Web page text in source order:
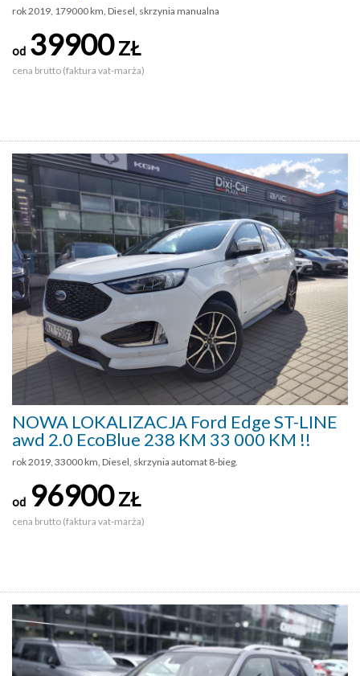
rok 2019, 179000 km, Diesel, skrzynia manualna
od 39900ZŁ
cena brutto (faktura vat-marża)
NOWA LOKALIZACJA Ford Edge ST-LINE
awd 2.0 EcoBlue 238 KM 33 000 KM !!
rok 2019, 33000 km, Diesel, skrzynia automat 8-bieg.
od 96900ZŁ
cena brutto (faktura vat-marża)